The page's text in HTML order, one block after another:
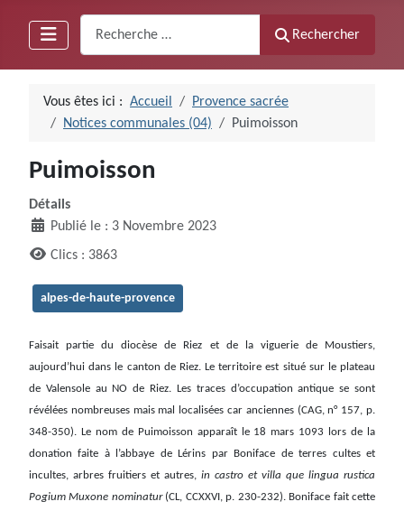
Rechercher
Vous êtes ici : Accueil
Provence sacrée
Notices communales (04)
Puimoisson
Puimoisson
Détails
Publié le : 3 Novembre 2023
Clics : 3863
alpes-de-haute-provence
Faisait partie du diocèse de Riez et de la viguerie de Moustiers,
aujourd’hui dans le canton de Riez. Le territoire est situé sur le plateau
de Valensole au NO de Riez. Les traces d’occupation antique se sont
révélées nombreuses mais mal localisées car anciennes (CAG, n° 157, p.
348-350). Le nom de Puimoisson apparaît le 18 mars 1093 lors de la
donation faite à l’abbaye de Lérins par Boniface de terres cultes et
incultes, arbres fruitiers et autres, in castro et villa que lingua rustica
Pogium Muxone nominatur (CL, CCXXVI, p. 230-232). Boniface fait cette